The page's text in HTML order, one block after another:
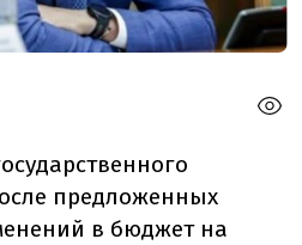
предложенных
в бюджет на